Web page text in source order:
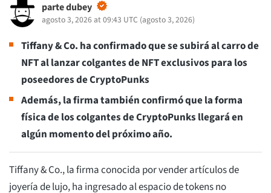
parte dubey
agosto 3, 2026 at 09:43 UTC (agosto 3, 2026)
Tiffany & Co. ha confirmado que se subirá al carro de
NFT al lanzar colgantes de NFT exclusivos para los
poseedores de CryptoPunks
Además, la firma también confirmó que la forma
física de los colgantes de CryptoPunks llegará en
algún momento del próximo año.
Tiffany & Co., la firma conocida por vender artículos de
joyería de lujo, ha ingresado al espacio de tokens no